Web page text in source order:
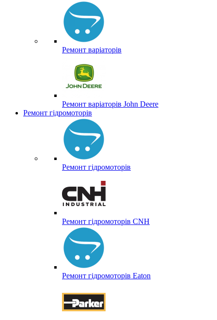
Ремонт варіаторів
Ремонт варіаторів John Deere
Ремонт гідромоторів
Ремонт гідромоторів
Ремонт гідромоторів CNH
Ремонт гідромоторів Eaton